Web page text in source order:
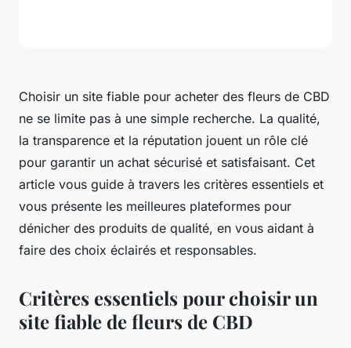
Choisir un site fiable pour acheter des fleurs de CBD
ne se limite pas à une simple recherche. La qualité,
la transparence et la réputation jouent un rôle clé
pour garantir un achat sécurisé et satisfaisant. Cet
article vous guide à travers les critères essentiels et
vous présente les meilleures plateformes pour
dénicher des produits de qualité, en vous aidant à
faire des choix éclairés et responsables.
Critères essentiels pour choisir un
site fiable de fleurs de CBD